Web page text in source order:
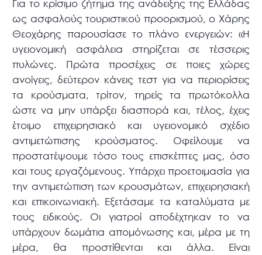
Για το κρίσιμο ζήτημα της ανάδειξης της Ελλάδας
ως ασφαλούς τουριστικού προορισμού, ο Χάρης
Θεοχάρης παρουσίασε το πλάνο ενεργειών: «Η
υγειονομική ασφάλεια στηρίζεται σε τέσσερις
πυλώνες. Πρώτα προσέχεις σε ποιες χώρες
ανοίγεις, δεύτερον κάνεις τεστ για να περιορίσεις
τα κρούσματα, τρίτον, τηρείς τα πρωτόκολλα
ώστε να μην υπάρξει διασπορά και, τέλος, έχεις
έτοιμο επιχειρησιακό και υγειονομικό σχέδιο
αντιμετώπισης κρούσματος. Οφείλουμε να
προστατέψουμε τόσο τους επισκέπτες μας, όσο
και τους εργαζόμενους. Υπάρχει προετοιμασία για
την αντιμετώπιση των κρουσμάτων, επιχειρησιακή
και επικοινωνιακή. Εξετάσαμε τα καταλύματα με
τους ειδικούς. Οι γιατροί αποδέχτηκαν το να
υπάρχουν δωμάτια απομόνωσης και, μέρα με τη
μέρα, θα προστίθενται και άλλα. Είναι